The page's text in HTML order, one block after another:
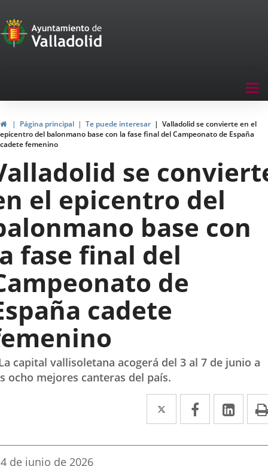
Portal
de
navegación
HomePágina principal Te puede interesar
Valladolid se convierte en el
epicentro del balonmano base con la fase final del Campeonato de España
cadete femenino
se
el epicentro del
base con
fase final del
de
cadete
capital vallisoletana acogerá del 3 al 7 de junio a
ocho mejores canteras del país.
Twitter
Enlace
a
una
Facebook
Enlace
a
una
a
una
Fecha
4 de junio de 2026